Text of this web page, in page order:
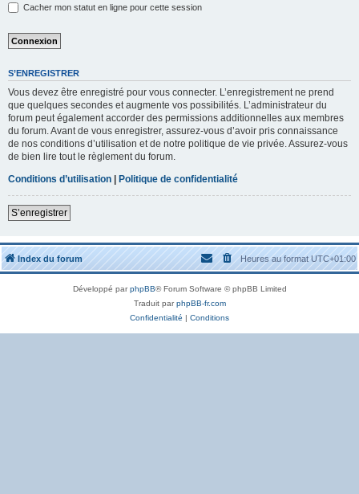
Cacher mon statut en ligne pour cette session
S’ENREGISTRER
Vous devez être enregistré pour vous connecter. L’enregistrement ne prend
que quelques secondes et augmente vos possibilités. L’administrateur du
forum peut également accorder des permissions additionnelles aux membres
du forum. Avant de vous enregistrer, assurez-vous d’avoir pris connaissance
de nos conditions d’utilisation et de notre politique de vie privée. Assurez-vous
de bien lire tout le règlement du forum.
Conditions d’utilisation | Politique de confidentialité
S’enregistrer
Index du forum Heures au formatUTC+01:00
Développé parphpBB® Forum Software © phpBB Limited
Traduit parphpBB-fr.com
Confidentialité | Conditions